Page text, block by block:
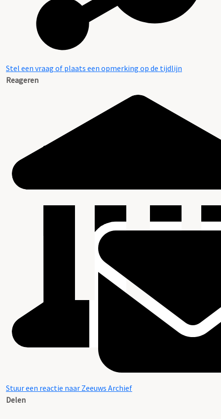
Stel een vraag of plaats een opmerking op de tijdlijn
Reageren
Stuur een reactie naar Zeeuws Archief
Delen